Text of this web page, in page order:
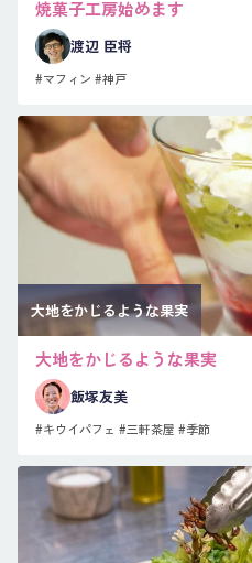
焼菓子工房始めます
渡辺 臣将
#マフィン #神戸
大地をかじるような果実
大地をかじるような果実
飯塚友美
#キウイパフェ #三軒茶屋 #季節